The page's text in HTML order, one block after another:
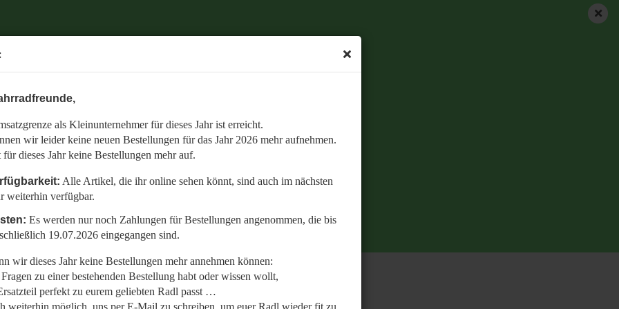
als Kleinunternehmer für dieses Jahr ist erreicht.
wir leider keine neuen Bestellungen für das Jahr 2026 mehr aufnehmen.
dieses Jahr keine Bestellungen mehr auf.
Alle Artikel, die ihr online sehen könnt, sind auch im nächsten
weiterhin verfügbar.
Es werden nur noch Zahlungen für Bestellungen angenommen, die bis
19.07.2026 eingegangen sind.
wir dieses Jahr keine Bestellungen mehr annehmen können:
zu einer bestehenden Bestellung habt oder wissen wollt,
perfekt zu eurem geliebten Radl passt …
weiterhin möglich, uns per E-Mail zu schreiben, um euer Radl wieder fit zu
aufnehmen.
im nächsten Jahr weiterhin verfügbar.
die bis einschließlich 19.07.2026 eingegangen sind.
wieder fit zu bekommen.
auf den gemeinsamen Start in die neue Saison am 01.01.2027!